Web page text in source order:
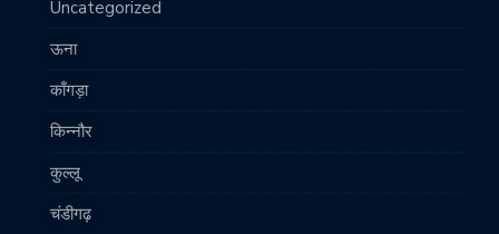
Uncategorized
ऊना
काँगड़ा
किन्नौर
कुल्लू
चंडीगढ़